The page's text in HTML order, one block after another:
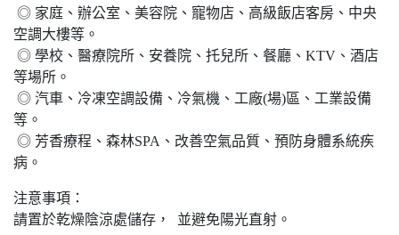
◎ 家庭、辦公室、美容院、寵物店、高級飯店客房、中央
空調大樓等。
◎ 學校、醫療院所、安養院、托兒所、餐廳、KTV、酒店
等場所。
◎ 汽車、冷凍空調設備、冷氣機、工廠(場)區、工業設備
等。
◎ 芳香療程、森林SPA、改善空氣品質、預防身體系統疾
病。
注意事項：
請置於乾燥陰涼處儲存， 並避免陽光直射。